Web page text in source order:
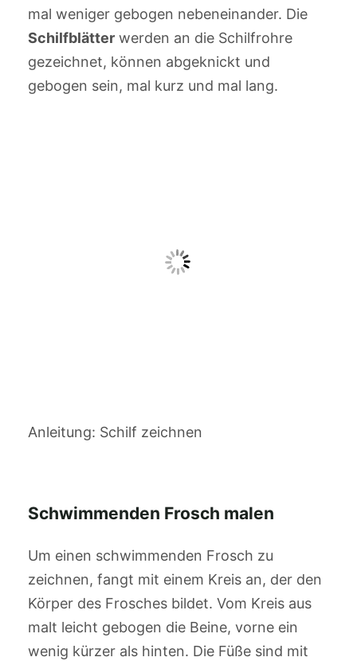
mal weniger gebogen nebeneinander. Die
Schilfblätterwerden an die Schilfrohre
gezeichnet, können abgeknickt und
gebogen sein, mal kurz und mal lang.
Anleitung: Schilf zeichnen
Schwimmenden Frosch malen
Um einen schwimmenden Frosch zu
zeichnen, fangt mit einem Kreis an, der den
Körper des Frosches bildet. Vom Kreis aus
malt leicht gebogen die Beine, vorne ein
wenig kürzer als hinten. Die Füße sind mit